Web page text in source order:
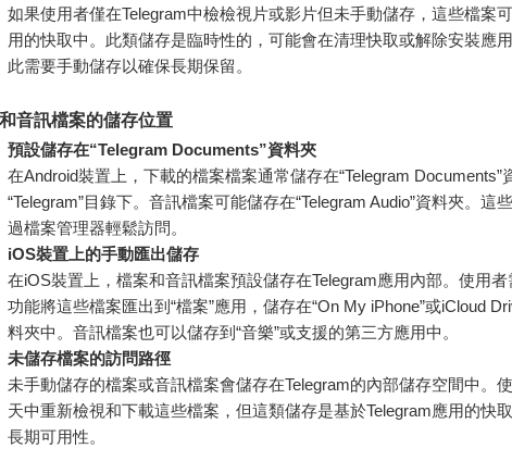
如果使用者僅在Telegram中檢檢視片或影片但未手動儲存，這些檔案
用的快取中。此類儲存是臨時性的，可能會在清理快取或解除安裝應
此需要手動儲存以確保長期保留。
音訊檔案的儲存位置
預設儲存在“Telegram Documents”資料夾
在Android裝置上，下載的檔案檔案通常儲存在“Telegram Documents”
“Telegram”目錄下。音訊檔案可能儲存在“Telegram Audio”資料夾。這
過檔案管理器輕鬆訪問。
iOS裝置上的手動匯出儲存
在iOS裝置上，檔案和音訊檔案預設儲存在Telegram應用內部。使用者
功能將這些檔案匯出到“檔案”應用，儲存在“On My iPhone”或iCloud
料夾中。音訊檔案也可以儲存到“音樂”或支援的第三方應用中。
未儲存檔案的訪問路徑
未手動儲存的檔案或音訊檔案會儲存在Telegram的內部儲存空間中。
天中重新檢視和下載這些檔案，但這類儲存是基於Telegram應用的快
長期可用性。